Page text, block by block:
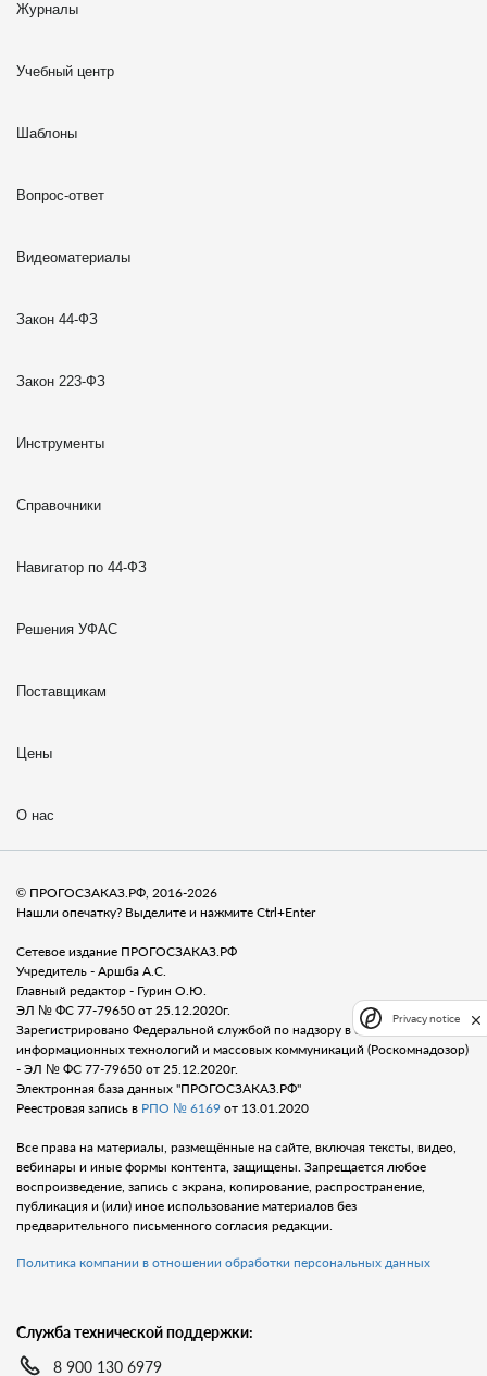
Журналы
Учебный центр
Шаблоны
Вопрос-ответ
Видеоматериалы
Закон 44-ФЗ
Закон 223-ФЗ
Инструменты
Справочники
Навигатор по 44-ФЗ
Решения УФАС
Поставщикам
Цены
О нас
© ПРОГОСЗАКАЗ.РФ, 2016-2026
Нашли опечатку? Выделите и нажмите Ctrl+Enter
Сетевое издание ПРОГОСЗАКАЗ.РФ
Учредитель - Аршба А.С.
Главный редактор - Гурин О.Ю.
ЭЛ № ФС 77-79650 от 25.12.2020г.
Зарегистрировано Федеральной службой по надзору в сфере связи,
информационных технологий и массовых коммуникаций (Роскомнадозор)
- ЭЛ № ФС 77-79650 от 25.12.2020г.
Электронная база данных "ПРОГОСЗАКАЗ.РФ"
Реестровая запись в РПО № 6169 от 13.01.2020
Все права на материалы, размещённые на сайте, включая тексты, видео,
вебинары и иные формы контента, защищены. Запрещается любое
воспроизведение, запись с экрана, копирование, распространение,
публикация и (или) иное использование материалов без
предварительного письменного согласия редакции.
Политика компании в отношении обработки персональных данных
Служба технической поддержки:
8 900 130 6979
Privacy notice